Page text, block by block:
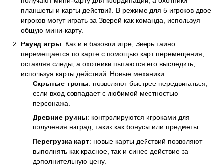
планшеты и карты действий. В режиме для 5 игроков двое
игроков могут играть за Зверей как команда, используя
общую мини-карту.
Раунд игры: Как и в базовой игре, Зверь тайно
перемещается по карте с помощью карт перемещения,
оставляя следы, а охотники пытаются его выследить,
используя карты действий. Новые механики:
Скрытые тропы: позволяют быстрее передвигаться,
если вход совпадает с любимой местностью
персонажа.
Древние руины: контролируются игроками для
получения наград, таких как бонусы или предметы.
Перегрузка карт: новые карты действий позволяют
выполнять как красное, так и синее действие за
дополнительную цену.